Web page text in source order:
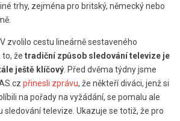
trhy, zejména pro britský, německý nebo
zvolilo cestu lineárně sestaveného
že tradiční způsob sledování televize je
ještě klíčový . Před dvěma týdny jsme
přinesli zprávu, že někteří diváci, jenž si
na pořady na vyžádání, se pomalu ale
sledování televize. Ukazuje se totiž, že pro